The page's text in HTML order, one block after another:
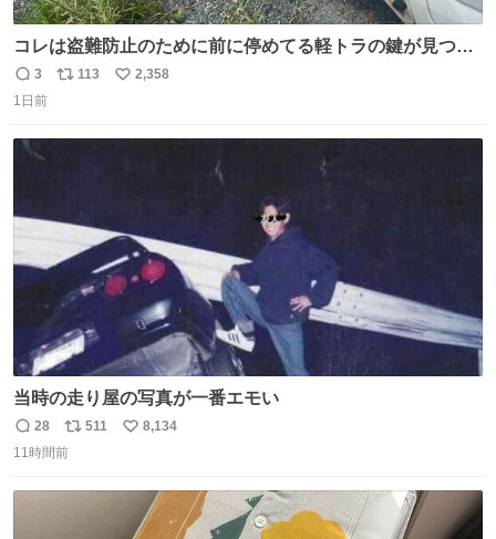
コレは盗難防止のために前に停めてる軽トラの鍵が見つか
らなくて 持ち主すら動かすことができない鉄壁のスープラ
返
信
3
リ
113
い
2,358
1日前
当時の走り屋の写真が一番エモい
返
信
28
リ
ポ
511
い
8,134
11時間前